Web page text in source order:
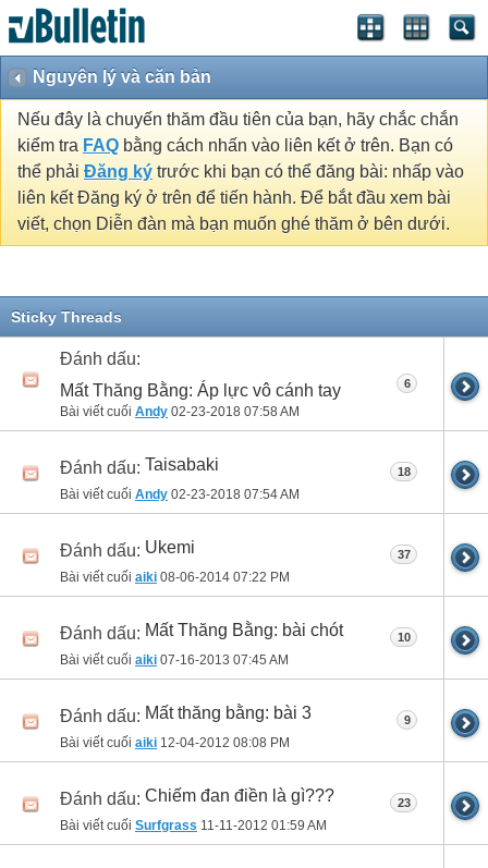
Nguyên lý và căn bản
Nếu đây là chuyến thăm đầu tiên của bạn, hãy chắc chắn
kiểm tra FAQ bằng cách nhấn vào liên kết ở trên. Bạn có
thể phải Đăng ký trước khi bạn có thể đăng bài: nhấp vào
liên kết Đăng ký ở trên để tiến hành. Để bắt đầu xem bài
viết, chọn Diễn đàn mà bạn muốn ghé thăm ở bên dưới.
Sticky Threads
Đánh dấu:
Mất Thăng Bằng: Áp lực vô cánh tay
Bài viết cuối Andy 02-23-2018 07:58 AM
6
Đánh dấu: Taisabaki
Bài viết cuối Andy 02-23-2018 07:54 AM
18
Đánh dấu: Ukemi
Bài viết cuối aiki 08-06-2014 07:22 PM
37
Đánh dấu: Mất Thăng Bằng: bài chót
Bài viết cuối aiki 07-16-2013 07:45 AM
10
Đánh dấu: Mất thăng bằng: bài 3
Bài viết cuối aiki 12-04-2012 08:08 PM
9
Đánh dấu: Chiếm đan điền là gì???
Bài viết cuối Surfgrass 11-11-2012 01:59 AM
23